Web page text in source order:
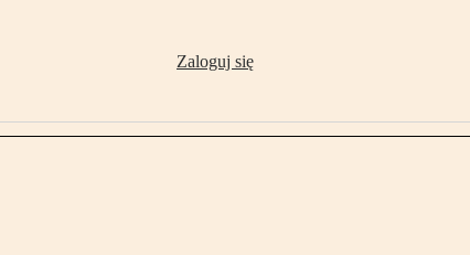
Zaloguj się